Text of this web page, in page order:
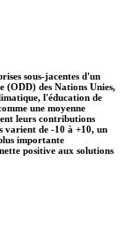
sous-jacentes d'un
(ODD) des Nations Unies,
l'éducation de
une moyenne
leurs contributions
varient de -10 à +10, un
importante
positive aux solutions